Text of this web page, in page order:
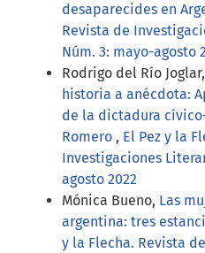
desaparecides en
Revista de
Núm. 3: mayo-agosto
Rodrigo del Río Joglar,
historia a anécdota:
de la dictadura
Romero , El Pez y la
Investigaciones
agosto 2022
Mónica Bueno, Las
argentina: tres
y la Flecha. Revista